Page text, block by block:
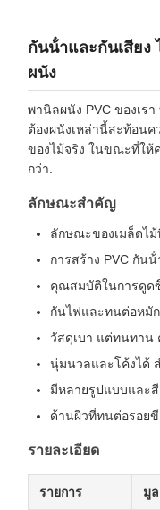
กันน้ําและกันเสียง
ผนัง
พานิลผนัง PVC ของเร
ต้องผนังเหล่านี้สะท้อน
ของไม้จริง ในขณะที่ใ
กว่า.
ลักษณะสําคัญ
ลักษณะของเมล็ดไม้
การสร้าง PVC กัน
คุณสมบัติในการดูดซึ
กันไฟและทนต่อหมั
วัสดุเบา แต่ทนทาน
นุ่มนวลและโค้งได้
มีหลายรูปแบบและสี
ด้านผิวที่ทนต่อรอย
รายละเอียด
รายการ มู